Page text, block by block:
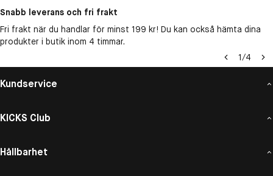
Snabb leverans och fri frakt
Fri frakt när du handlar för minst 199 kr! Du kan också hämta dina
produkter i butik inom 4 timmar.
1/4
Kundservice
KICKS Club
Hållbarhet